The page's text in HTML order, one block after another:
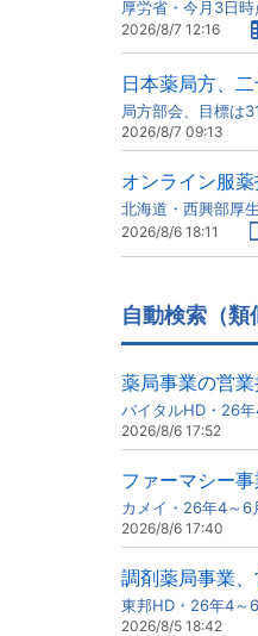
厚労省・今月3日
2026/8/7 12:16
日本薬局方、
局方部会、目標は
2026/8/7 09:13
オンライン服
北海道・西興部厚
2026/8/6 18:11
自動検索（類
薬局事業の営
バイタルHD・26
2026/8/6 17:52
ファーマシー
カメイ・26年4～6
2026/8/6 17:40
調剤薬局事業
東邦HD・26年4～
2026/8/5 18:42